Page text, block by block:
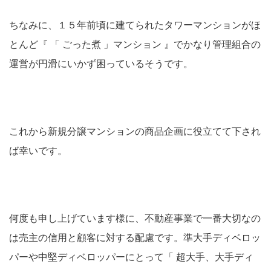
ちなみに、１５年前頃に建てられたタワーマンションがほ
とんど『 「 ごった煮 」マンション 』でかなり管理組合の
運営が円滑にいかず困っているそうです。
これから新規分譲マンションの商品企画に役立てて下され
ば幸いです。
何度も申し上げています様に、不動産事業で一番大切なの
は売主の信用と顧客に対する配慮です。準大手ディベロッ
パーや中堅ディベロッパーにとって「 超大手、大手ディ